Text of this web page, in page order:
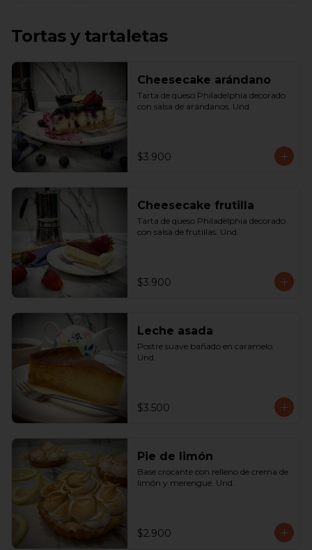
Tortas y tartaletas
Cheesecake arándano
Tarta de queso Philadelphia decorado
con salsa de arándanos. Und.
$3.900
Cheesecake frutilla
Tarta de queso Philadelphia decorado
con salsa de frutillas. Und.
$3.900
Leche asada
Postre suave bañado en caramelo.
Und.
$3.500
Pie de limón
Base crocante con relleno de crema de
limón y merengue. Und.
$2.900